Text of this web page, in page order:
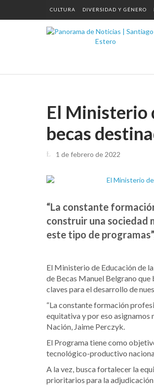
CULTURA DIVERSIDAD Y GÉNERO
El Ministerio
becas
1 de febrero de 2022
“La constante
construir una sociedad
este tipo de
El Ministerio de Educación de
de Becas Manuel Belgrano
claves para el desarrollo de
“La constante formación
equitativa y por eso asignamos
Nación, Jaime Perczyk.
El Programa tiene como
tecnológico-productivo
A la vez, busca fortalecer la
prioritarios para la